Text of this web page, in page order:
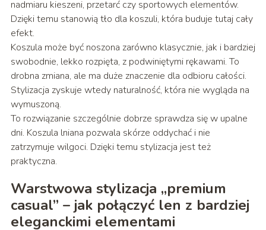
nadmiaru kieszeni, przetarć czy sportowych elementów.
Dzięki temu stanowią tło dla koszuli, która buduje tutaj cały
efekt.
Koszula może być noszona zarówno klasycznie, jak i bardziej
swobodnie, lekko rozpięta, z podwiniętymi rękawami. To
drobna zmiana, ale ma duże znaczenie dla odbioru całości.
Stylizacja zyskuje wtedy naturalność, która nie wygląda na
wymuszoną.
To rozwiązanie szczególnie dobrze sprawdza się w upalne
dni. Koszula lniana pozwala skórze oddychać i nie
zatrzymuje wilgoci. Dzięki temu stylizacja jest też
praktyczna.
Warstwowa stylizacja „premium
casual” – jak połączyć len z bardziej
eleganckimi elementami